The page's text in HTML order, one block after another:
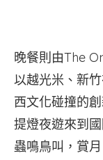
晚餐則由The
以越光米、新
西文化碰撞的
提燈夜遊來到
蟲鳴鳥叫，賞